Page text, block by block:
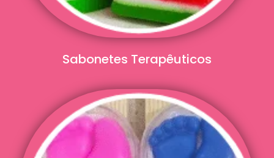
Sabonetes Terapêuticos